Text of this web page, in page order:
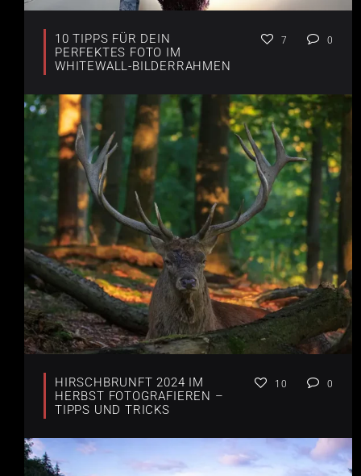
10 TIPPS FÜR DEIN
PERFEKTES FOTO IM
WHITEWALL-BILDERRAHMEN
7 0
HIRSCHBRUNFT 2024 IM
HERBST FOTOGRAFIEREN –
TIPPS UND TRICKS
10 0